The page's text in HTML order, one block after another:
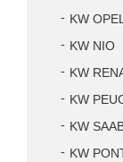
KW
KW NIO
KW
KW
KW
KW